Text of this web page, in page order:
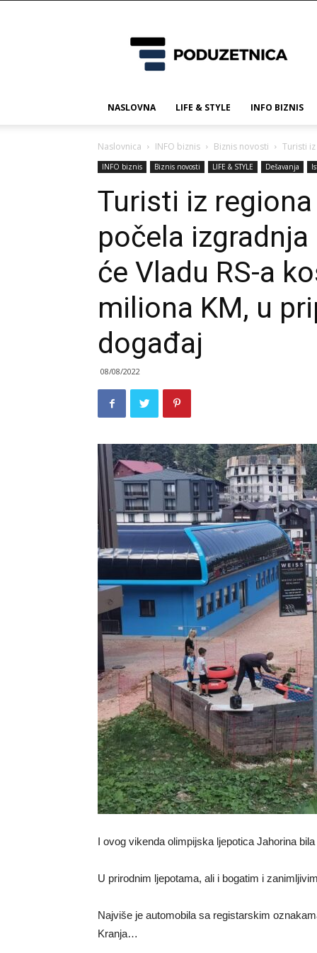
NASLOVNA LIFE & STYLE INFO BIZNIS
Naslovnica INFO biznis Biznis novosti Turisti
INFO biznis Biznis novosti LIFE & STYLE Dešavanja
Turisti iz
počela
će Vladu RS-a
miliona KM, u
događaj
08/08/2022
I ovog vikenda olimpijska ljepotica Jahorina
U prirodnim ljepotama, ali i bogatim i
Najviše je automobila sa registarskim
Kranja…